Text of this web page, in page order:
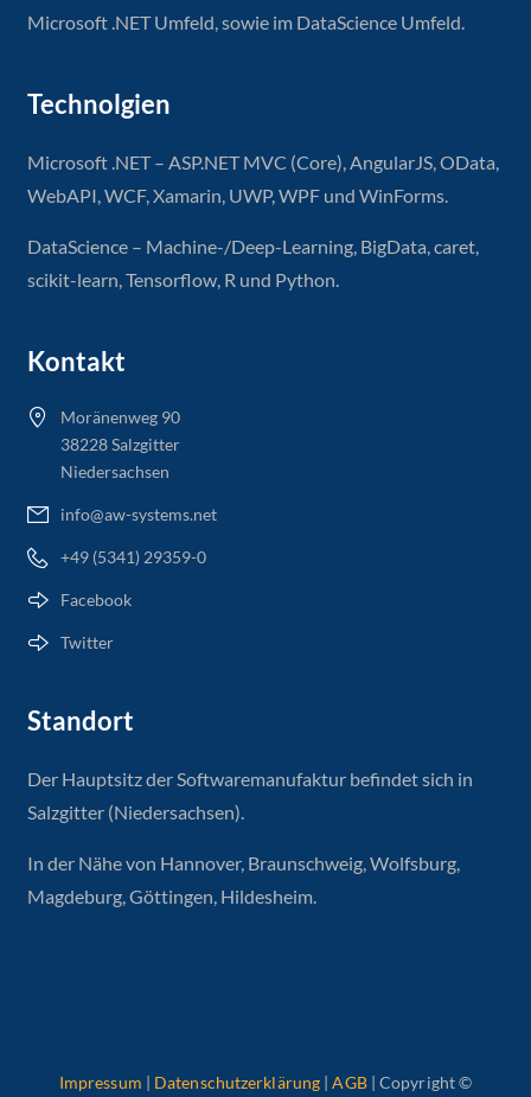
Microsoft .NET Umfeld, sowie im DataScience Umfeld.
Technolgien
Microsoft .NET – ASP.NET MVC (Core), AngularJS, OData,
WebAPI, WCF, Xamarin, UWP, WPF und WinForms.
DataScience – Machine-/Deep-Learning, BigData, caret,
scikit-learn, Tensorflow, R und Python.
Kontakt
Moränenweg 90
38228 Salzgitter
Niedersachsen
info@aw-systems.net
+49 (5341) 29359-0
Facebook
Twitter
Standort
Der Hauptsitz der Softwaremanufaktur befindet sich in
Salzgitter (Niedersachsen).
In der Nähe von Hannover, Braunschweig, Wolfsburg,
Magdeburg, Göttingen, Hildesheim.
Impressum | Datenschutzerklärung |AGB| Copyright ©